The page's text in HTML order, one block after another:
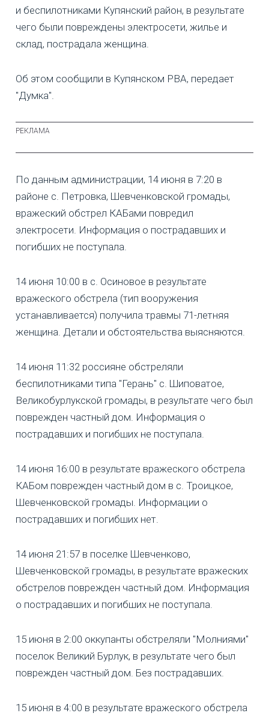
и беспилотниками Купянский район, в результате
чего были повреждены электросети, жилье и
склад, пострадала женщина.
Об этом сообщили в Купянском РВА, передает
"Думка".
По данным администрации, 14 июня в 7:20 в
районе с. Петровка, Шевченковской громады,
вражеский обстрел КАБами повредил
электросети. Информация о пострадавших и
погибших не поступала.
14 июня 10:00 в с. Осиновое в результате
вражеского обстрела (тип вооружения
устанавливается) получила травмы 71-летняя
женщина. Детали и обстоятельства выясняются.
14 июня 11:32 россияне обстреляли
беспилотниками типа "Герань" с. Шиповатое,
Великобурлукской громады, в результате чего был
поврежден частный дом. Информация о
пострадавших и погибших не поступала.
14 июня 16:00 в результате вражеского обстрела
КАБом поврежден частный дом в с. Троицкое,
Шевченковской громады. Информации о
пострадавших и погибших нет.
14 июня 21:57 в поселке Шевченково,
Шевченковской громады, в результате вражеских
обстрелов поврежден частный дом. Информация
о пострадавших и погибших не поступала.
15 июня в 2:00 оккупанты обстреляли "Молниями"
поселок Великий Бурлук, в результате чего был
поврежден частный дом. Без пострадавших.
15 июня в 4:00 в результате вражеского обстрела